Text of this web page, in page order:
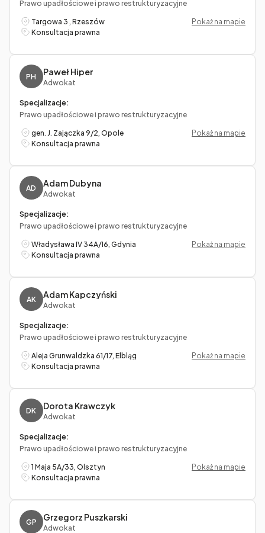
Prawo upadłościowe i prawo restrukturyzacyjne
Targowa 3 , Rzeszów
Pokaż na mapie
Konsultacja prawna
PH Paweł Hiper
Adwokat
Specjalizacje:
Prawo upadłościowe i prawo restrukturyzacyjne
gen. J. Zajączka 9/2, Opole
Pokaż na mapie
Konsultacja prawna
AD Adam Dubyna
Adwokat
Specjalizacje:
Prawo upadłościowe i prawo restrukturyzacyjne
Władysława IV 34A/16, Gdynia
Pokaż na mapie
Konsultacja prawna
AK Adam Kapczyński
Adwokat
Specjalizacje:
Prawo upadłościowe i prawo restrukturyzacyjne
Aleja Grunwaldzka 61/17, Elbląg
Pokaż na mapie
Konsultacja prawna
DK Dorota Krawczyk
Adwokat
Specjalizacje:
Prawo upadłościowe i prawo restrukturyzacyjne
1 Maja 5A/33, Olsztyn
Pokaż na mapie
Konsultacja prawna
GP Grzegorz Puszkarski
Adwokat